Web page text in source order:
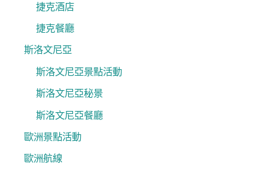
捷克酒店
捷克餐廳
斯洛文尼亞
斯洛文尼亞景點活動
斯洛文尼亞秘景
斯洛文尼亞餐廳
歐洲景點活動
歐洲航線